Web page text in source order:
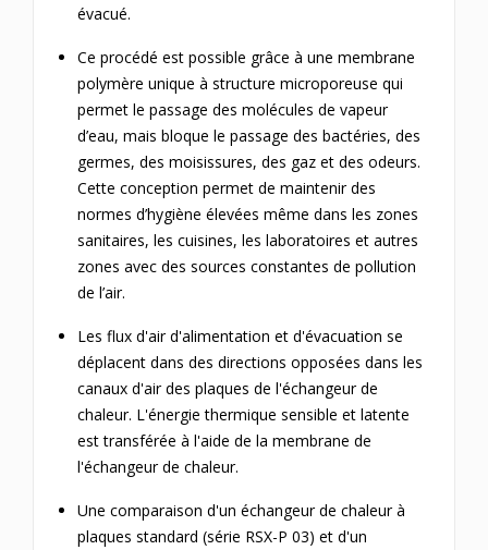
évacué.
Ce procédé est possible grâce à une membrane
polymère unique à structure microporeuse qui
permet le passage des molécules de vapeur
d’eau, mais bloque le passage des bactéries, des
germes, des moisissures, des gaz et des odeurs.
Cette conception permet de maintenir des
normes d’hygiène élevées même dans les zones
sanitaires, les cuisines, les laboratoires et autres
zones avec des sources constantes de pollution
de l’air.
Les flux d'air d'alimentation et d'évacuation se
déplacent dans des directions opposées dans les
canaux d'air des plaques de l'échangeur de
chaleur. L'énergie thermique sensible et latente
est transférée à l'aide de la membrane de
l'échangeur de chaleur.
Une comparaison d'un échangeur de chaleur à
plaques standard (série RSX-P 03) et d'un